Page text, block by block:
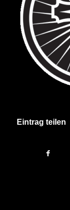
Eintrag teilen